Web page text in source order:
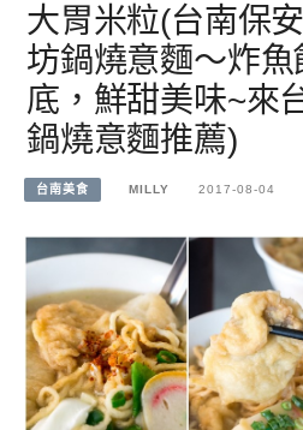
大胃米粒(台南保
坊鍋燒意麵～炸
底，鮮甜美味~來
鍋燒意麵推薦)
台南美食 MILLY 2017-08-04